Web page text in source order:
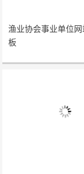
渔业协会事业单位
板